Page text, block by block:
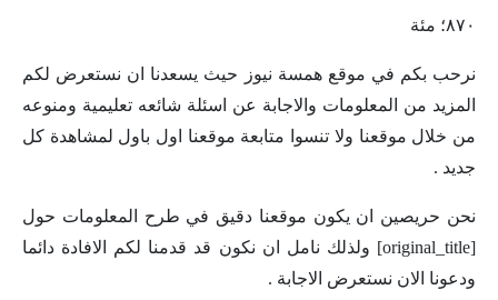
٨٧٠؛ مئة
نرحب بكم في موقع همسة نيوز حيث يسعدنا ان نستعرض لكم
المزيد من المعلومات والاجابة عن اسئلة شائعه تعليمية ومنوعه
من خلال موقعنا ولا تنسوا متابعة موقعنا اول باول لمشاهدة كل
جديد .
نحن حريصين ان يكون موقعنا دقيق في طرح المعلومات حول
[original_title] ولذلك نامل ان نكون قد قدمنا لكم الافادة دائما
ودعونا الان نستعرض الاجابة .